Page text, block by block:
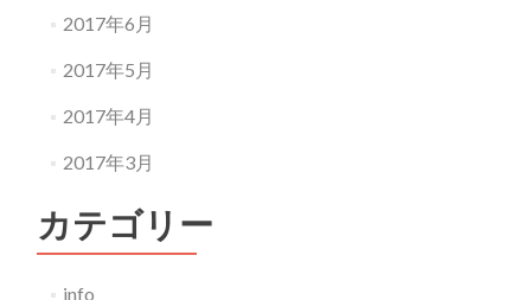
2017年6月
2017年5月
2017年4月
2017年3月
カテゴリー
info